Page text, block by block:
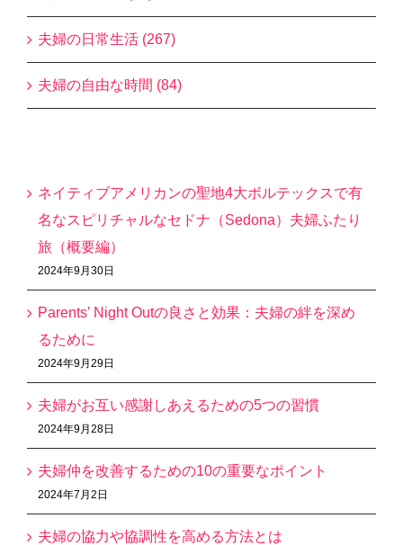
夫婦の日常生活 (267)
夫婦の自由な時間 (84)
ネイティブアメリカンの聖地4大ボルテックスで有
名なスピリチャルなセドナ（Sedona）夫婦ふたり
旅（概要編）
2024年9月30日
Parents’ Night Outの良さと効果：夫婦の絆を深め
るために
2024年9月29日
夫婦がお互い感謝しあえるための5つの習慣
2024年9月28日
夫婦仲を改善するための10の重要なポイント
2024年7月2日
夫婦の協力や協調性を高める方法とは